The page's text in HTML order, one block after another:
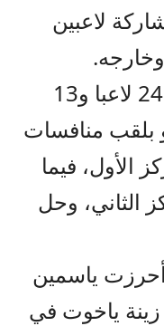
لاعبين
وشهدت البطولة مشاركة 24 لاعبا و13
بلقب منافسات
الأول، فيما
الثاني، وحل
ياسمين
زينة ياخوت في